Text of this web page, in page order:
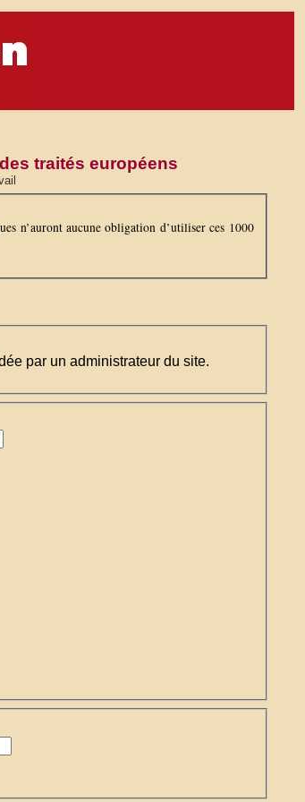
traités européens
n’auront aucune obligation d’utiliser ces 1000
par un administrateur du site.